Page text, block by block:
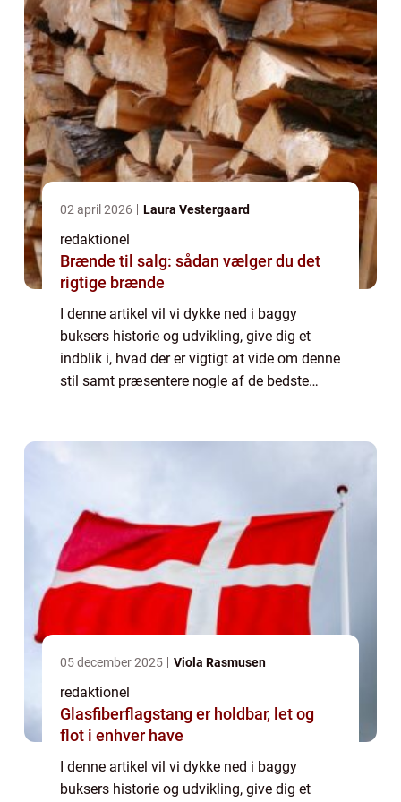
02 april 2026 Laura Vestergaard
redaktionel
Brænde til salg: sådan vælger du det
rigtige brænde
I denne artikel vil vi dykke ned i baggy
buksers historie og udvikling, give dig et
indblik i, hvad der er vigtigt at vide om denne
stil samt præsentere nogle af de bedste
05 december 2025 Viola Rasmusen
redaktionel
Glasfiberflagstang er holdbar, let og
flot i enhver have
I denne artikel vil vi dykke ned i baggy
buksers historie og udvikling, give dig et